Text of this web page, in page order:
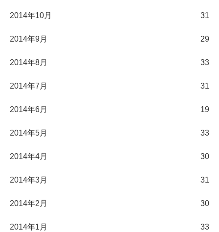
2014年10月 31
2014年9月 29
2014年8月 33
2014年7月 31
2014年6月 19
2014年5月 33
2014年4月 30
2014年3月 31
2014年2月 30
2014年1月 33